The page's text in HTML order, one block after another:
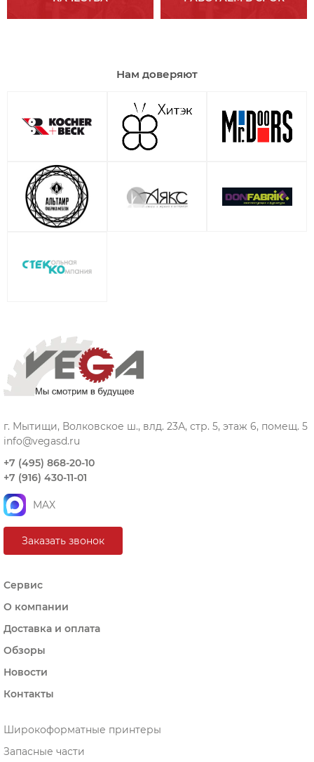
Нам доверяют
г. Мытищи, Волковское ш., влд. 23А, стр. 5, этаж 6, помещ. 5
info@vegasd.ru
+7 (495) 868-20-10
+7 (916) 430-11-01
MAX
Заказать звонок
Сервис
О компании
Доставка и оплата
Обзоры
Новости
Контакты
Широкоформатные принтеры
Запасные части